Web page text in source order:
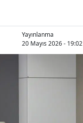
Yayınlanma
20 Mayıs 2026 - 19:02